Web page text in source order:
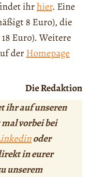
ihrhier. Eine
8 Euro), die
Euro). Weitere
derHomepage
Die Redaktion
ihr auf unseren
vorbei bei
oder
in eurer
unserem